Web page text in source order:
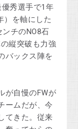
秀選手で1年
）を軸にした
チのNO8石
縦突破も力強
バックス陣を
が自慢のFWが
ームだが、今
てきた。従来